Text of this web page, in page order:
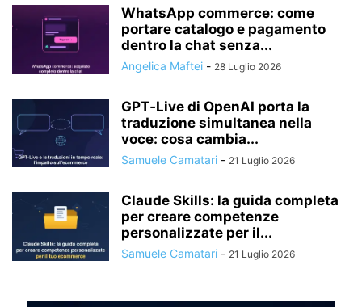
WhatsApp commerce: come
portare catalogo e pagamento
dentro la chat senza...
Angelica Maftei - 28 Luglio 2026
GPT‑Live di OpenAI porta la
traduzione simultanea nella
voce: cosa cambia...
Samuele Camatari - 21 Luglio 2026
Claude Skills: la guida completa
per creare competenze
personalizzate per il...
Samuele Camatari - 21 Luglio 2026